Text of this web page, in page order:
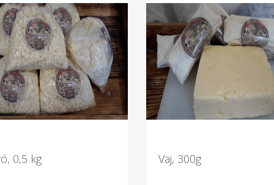
0,5 kg Vaj, 300g